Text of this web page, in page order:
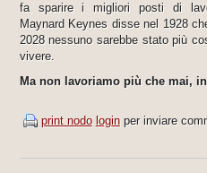
fa sparire i migliori posti di
Maynard Keynes disse nel 1928
2028 nessuno sarebbe stato più
vivere.
Ma non lavoriamo più che mai,
print nodo loginper inviare